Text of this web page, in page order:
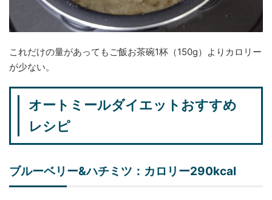
これだけの量があってもご飯お茶碗1杯（150g）よりカロリー
が少ない。
オートミールダイエットおすすめ
レシピ
ブルーベリー&ハチミツ：カロリー290kcal